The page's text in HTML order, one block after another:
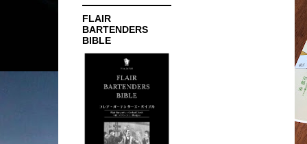
FLAIR
BARTENDERS
BIBLE